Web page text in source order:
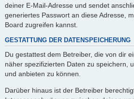
deiner E-Mail-Adresse und sendet
generiertes Passwort an diese Adresse,
Board zugreifen kannst.
GESTATTUNG DER DATENSPEICHERUNG
Du gestattest dem Betreiber, die von dir
näher spezifizierten Daten zu speichern,
und anbieten zu können.
Darüber hinaus ist der Betreiber